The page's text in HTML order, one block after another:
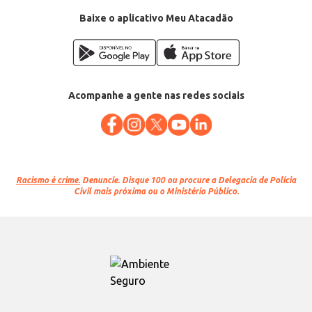
EAN: 7897312401249Baixe o aplicativo Meu Atacadão
Acompanhe a gente nas redes sociais
Racismo é crime. Denuncie. Disque 100 ou procure a Delegacia de Polícia
Civil mais próxima ou o Ministério Público.